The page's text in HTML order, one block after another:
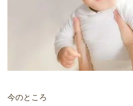
今のところ